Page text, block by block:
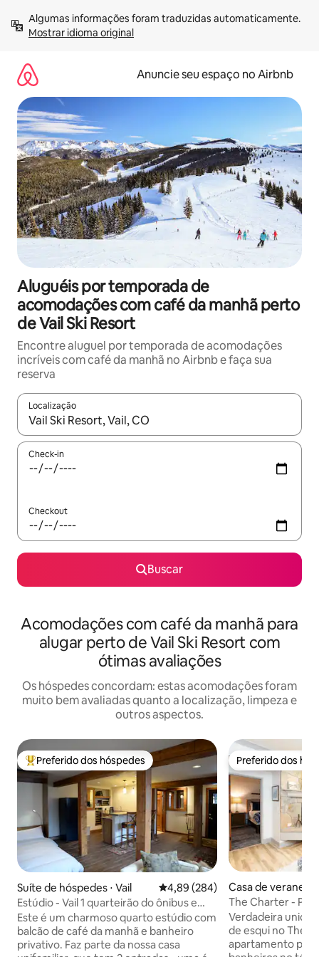
para
Mostrar idioma original
Anuncie seu espaço no Airbnb
Aluguéis por temporada de
acomodações com café da manhã perto
de Vail Ski Resort
Encontre aluguel por temporada de acomodações
incríveis com café da manhã no Airbnb e faça sua
reserva
Localização
Quando os resultados estiverem disponíveis, explore-os
Check-in
Checkout
Buscar
Acomodações com café da manhã para
alugar perto de Vail Ski Resort com
ótimas avaliações
Os hóspedes concordam: estas acomodações foram
muito bem avaliadas quanto a localização, limpeza e
outros aspectos.
Entre os melhores preferidos dos hóspedes
Preferido dos hóspedes
Suíte de hóspedes ⋅ Vail 4,89 de uma avaliação média de
4,89 (284)
Estúdio - Vail 1 quarteirão do ônibus e
elevador Cascade perto
Este é um charmoso quarto estúdio com
balcão de café da manhã e banheiro
privativo. Faz parte da nossa casa
Preferido dos
Preferido dos
Casa de veraneio
eek
The Charter -
privacidade
Verdadeira
de esqui no The
apartamento